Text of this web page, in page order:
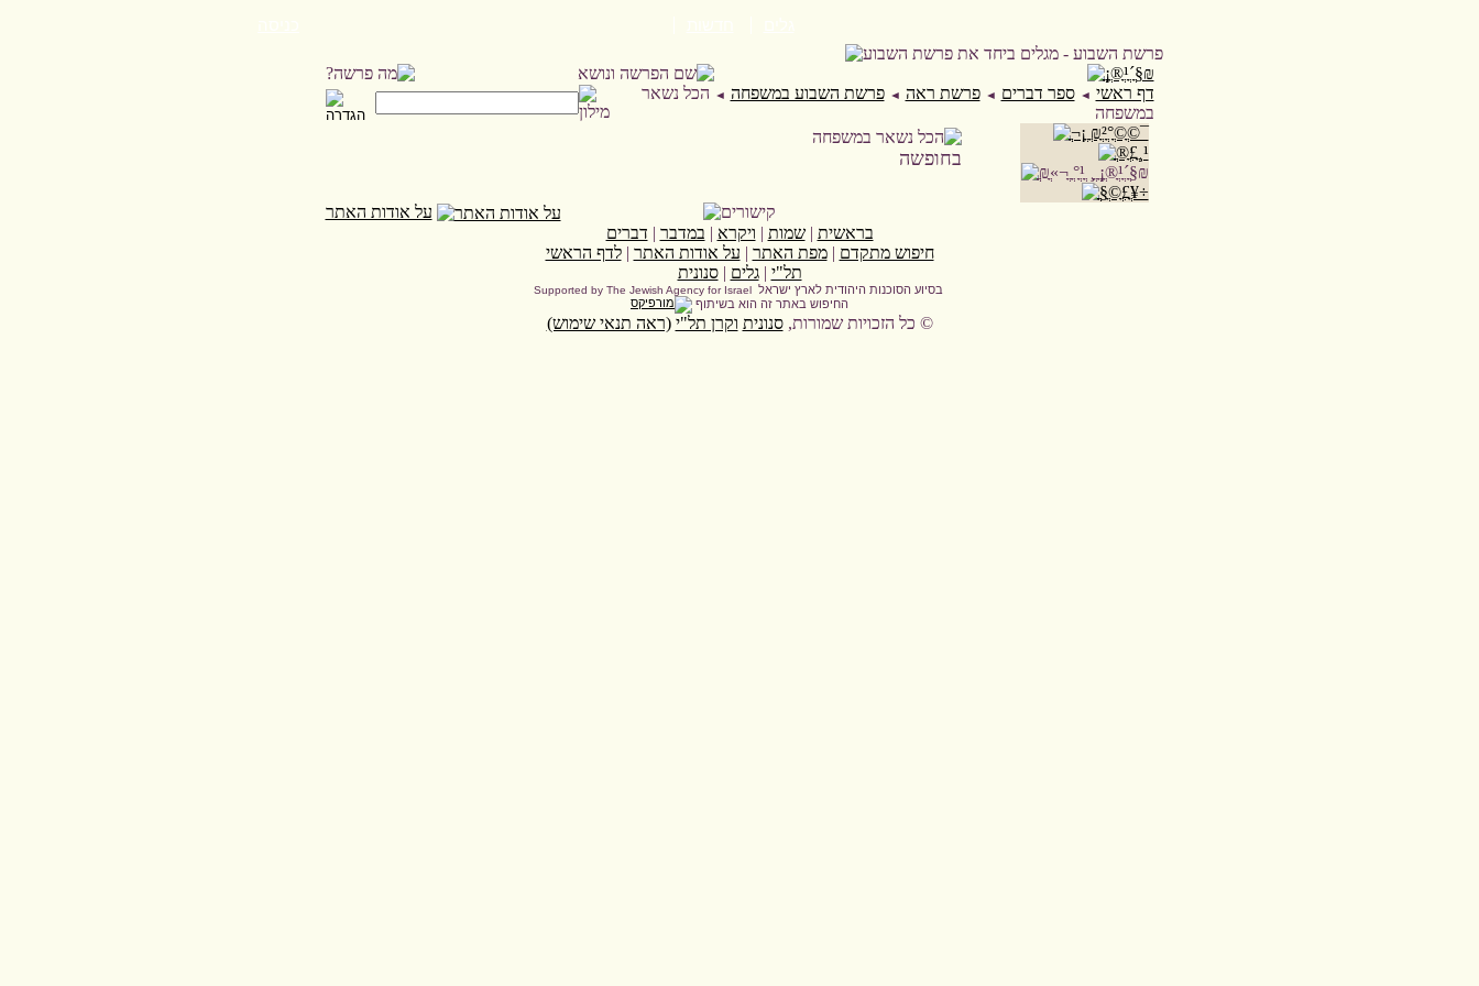
דף ראשי ◄ ספר דברים ◄ פרשת ראה ◄ פרשת השבוע במשפחה ◄ הכל נשאר
במשפחה
בחופשה
על אודות האתר
בראשית |שמות | ויקרא | במדבר | דברים
חיפוש מתקדם |מפת האתר | על אודות האתר |לדף הראשי
תל"י |גלים |סנונית
בסיוע הסוכנות היהודית לארץ ישראל Supported by The Jewish Agency for Israel
החיפוש באתר זה הוא בשיתוף
© כל הזכויות שמורות,סנונית וקרן תל"י (ראה תנאי שימוש)